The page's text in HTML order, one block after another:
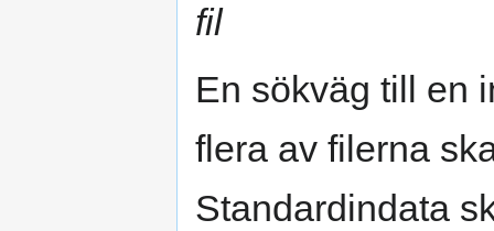
fil
En sökväg till en
flera av filerna
Standardindata